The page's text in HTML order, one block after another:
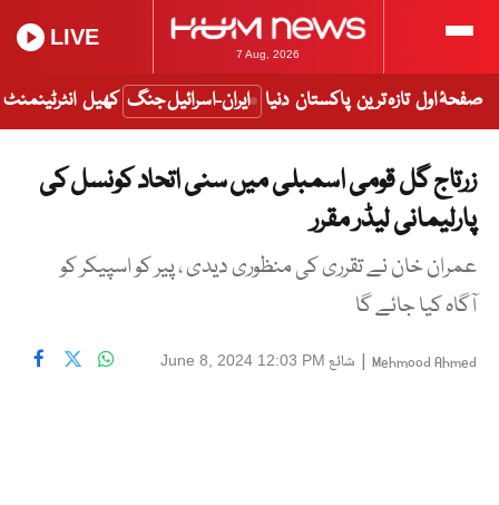
7 Aug, 2026
LIVE
صفحۂ اول تازہ ترین پاکستان دنیا ایران-اسرائیل جنگ کھیل انٹرٹینمنٹ
زرتاج گل قومی اسمبلی میں سنی اتحاد کونسل کی
پارلیمانی لیڈر مقرر
عمران خان نے تقرری کی منظوری دیدی ، پیر کو اسپیکر کو
آگاہ کیا جائے گا
Mehmood Ahmed
| شائع June 8, 2024 12:03 PM